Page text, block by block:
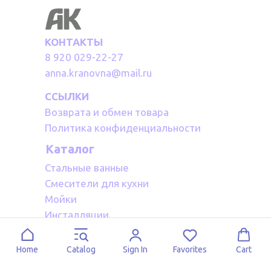
Home Catalog Sign In Favorites Cart
КОНТАКТЫ
8 920 029-22-27
anna.kranovna@mail.ru
ССЫЛКИ
Возврата и обмен товара
Политика конфиденциальности
Каталог
Стальные ванные
Смесители для кухни
Мойки
Инсталляции
Акриловые ванные
Полотенцесушители водяные